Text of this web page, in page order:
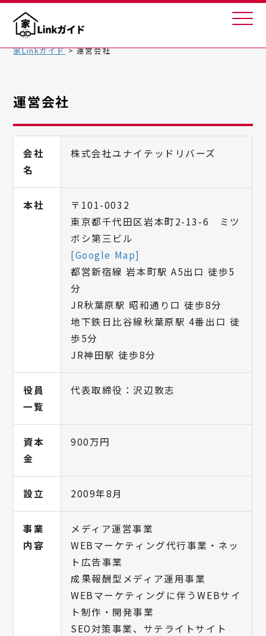
家Linkガイド>運営会社
運営会社
会社
名
株式会社ユナイテッドリバーズ
本社
〒101-0032
東京都千代田区岩本町2-13-6 ミツ
ボシ第三ビル
[Google Map]
都営新宿線 岩本町駅 A5出口 徒歩5
分
JR秋葉原駅 昭和通り口 徒歩8分
地下鉄日比谷線秋葉原駅 4番出口 徒
歩5分
JR神田駅 徒歩8分
役員
一覧
代表取締役：沢辺敦志
資本
金
900万円
設立 2009年8月
事業
内容
メディア運営事業
WEBマーケティング代行事業・ネッ
ト広告事業
成果報酬型メディア運用事業
WEBマーケティングに伴うWEBサイ
ト制作・開発事業
SEO対策事業、サテライトサイト